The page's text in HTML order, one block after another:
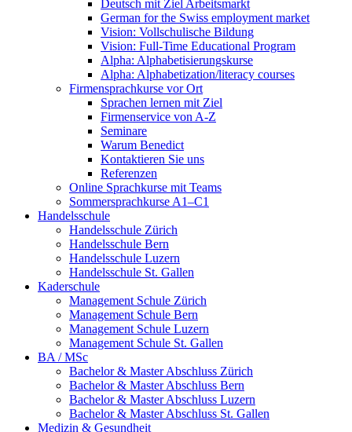
Deutsch mit Ziel Arbeitsmarkt
German for the Swiss employment market
Vision: Vollschulische Bildung
Vision: Full-Time Educational Program
Alpha: Alphabetisierungskurse
Alpha: Alphabetization/literacy courses
Firmensprachkurse vor Ort
Sprachen lernen mit Ziel
Firmenservice von A-Z
Seminare
Warum Benedict
Kontaktieren Sie uns
Referenzen
Online Sprachkurse mit Teams
Sommersprachkurse A1–C1
Handelsschule
Handelsschule Zürich
Handelsschule Bern
Handelsschule Luzern
Handelsschule St. Gallen
Kaderschule
Management Schule Zürich
Management Schule Bern
Management Schule Luzern
Management Schule St. Gallen
BA / MSc
Bachelor & Master Abschluss Zürich
Bachelor & Master Abschluss Bern
Bachelor & Master Abschluss Luzern
Bachelor & Master Abschluss St. Gallen
Medizin & Gesundheit